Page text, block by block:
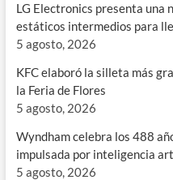
LG Electronics presenta una
estáticos intermedios para
5 agosto, 2026
KFC elaboró la silleta más
la Feria de Flores
5 agosto, 2026
Wyndham celebra los 488
impulsada por inteligencia
5 agosto, 2026